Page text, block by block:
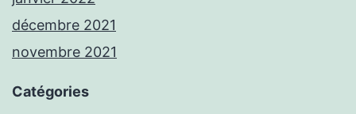
décembre 2021
novembre 2021
Catégories